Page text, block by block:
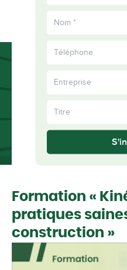
Plus épanouis
ensemble
Formation «
pratiques
construction »